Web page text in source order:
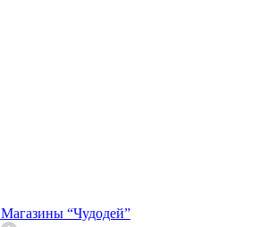
Магазины “Чудодей”